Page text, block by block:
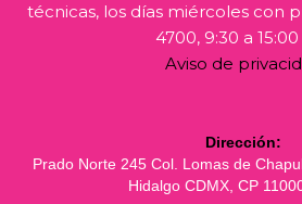
técnicas, los días miércoles con
4700, 9:30 a 15:00
Aviso de
Dirección:
Prado Norte 245 Col. Lomas de
Hidalgo CDMX, CP